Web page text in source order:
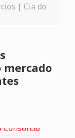
| Cia do
mercado